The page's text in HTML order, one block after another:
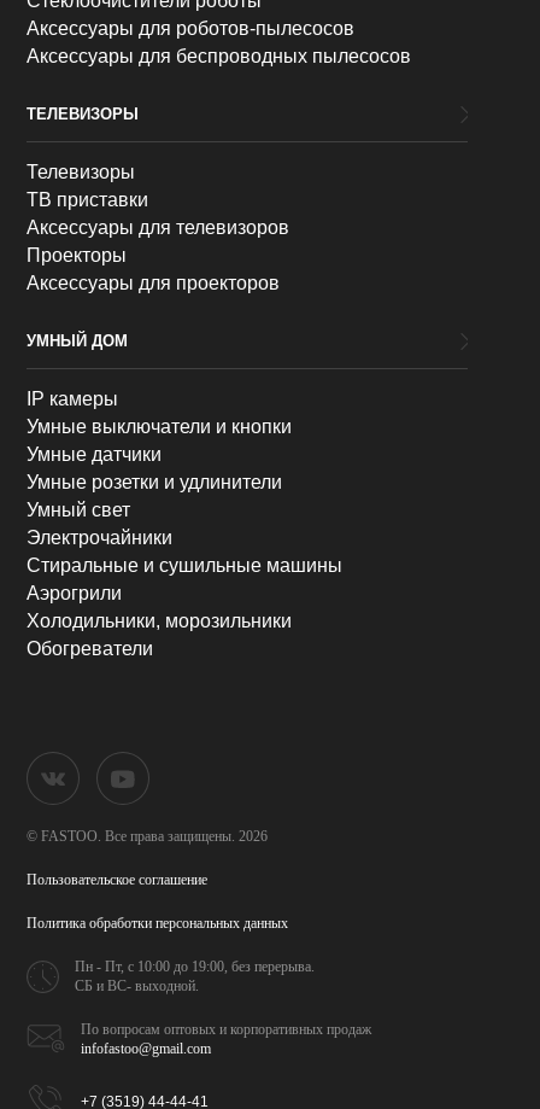
Аксессуары для роботов-пылесосов
Аксессуары для беспроводных пылесосов
ТЕЛЕВИЗОРЫ
Телевизоры
ТВ приставки
Аксессуары для телевизоров
Проекторы
Аксессуары для проекторов
УМНЫЙ ДОМ
IP камеры
Умные выключатели и кнопки
Умные датчики
Умные розетки и удлинители
Умный свет
Электрочайники
Стиральные и сушильные машины
Аэрогрили
Холодильники, морозильники
Обогреватели
© FASTOO. Все права защищены. 2026
Пользовательское соглашение
Политика обработкиперсональных данных
Пн - Пт, с 10:00 до 19:00,без перерыва.
СБ и ВС- выходной.
По вопросам оптовых икорпоративных продаж
infofastoo@gmail.com
+7 (3519) 44-44-41